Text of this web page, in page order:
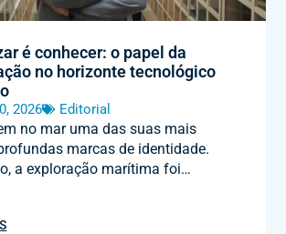
é conhecer: o papel da
no horizonte tecnológico
2026 Editorial
no mar uma das suas mais
marcas de identidade.
a exploração marítima foi…